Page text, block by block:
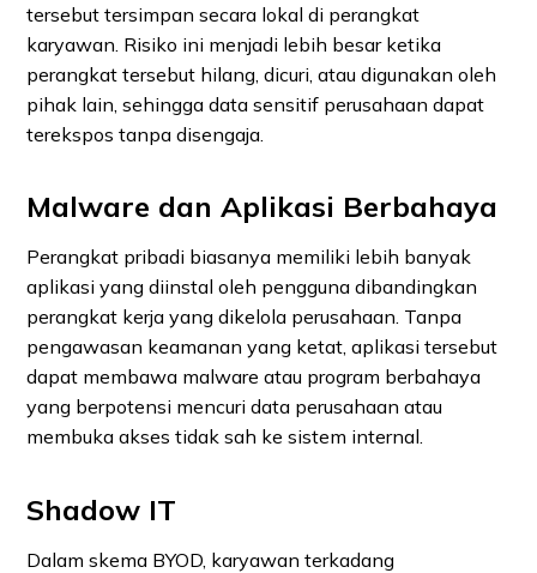
tersebut tersimpan secara lokal di perangkat
karyawan. Risiko ini menjadi lebih besar ketika
perangkat tersebut hilang, dicuri, atau digunakan oleh
pihak lain, sehingga data sensitif perusahaan dapat
terekspos tanpa disengaja.
Malware dan Aplikasi Berbahaya
Perangkat pribadi biasanya memiliki lebih banyak
aplikasi yang diinstal oleh pengguna dibandingkan
perangkat kerja yang dikelola perusahaan. Tanpa
pengawasan keamanan yang ketat, aplikasi tersebut
dapat membawa malware atau program berbahaya
yang berpotensi mencuri data perusahaan atau
membuka akses tidak sah ke sistem internal.
Shadow IT
Dalam skema BYOD, karyawan terkadang